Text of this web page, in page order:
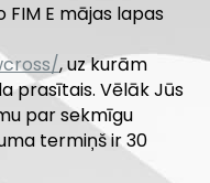
E mājas lapas
, uz kurām
prasītais. Vēlāk Jūs
par sekmīgu
termiņš ir 30